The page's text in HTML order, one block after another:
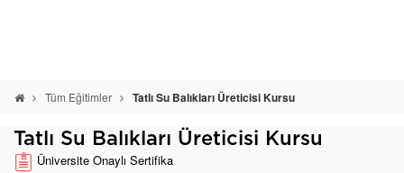
Tüm Eğitimler Tatlı Su Balıkları Üreticisi Kursu
Tatlı Su Balıkları Üreticisi Kursu
Üniversite Onaylı Sertifika